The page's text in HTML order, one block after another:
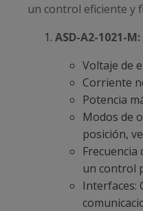
un control eficiente y
ASD-A2-1021-M:
Voltaje de
Corriente
Potencia
Modos de
posición,
Frecuencia
un control
Interfaces: